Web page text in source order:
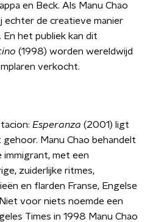
en Beck. Als Manu Chao
echter de creatieve manier
En het publiek kan dit
(1998) worden wereldwijd
verkocht.
Esperanza (2001) ligt
Manu Chao behandelt
immigrant, met een
zuiderlijke ritmes,
en flarden Franse, Engelse
voor niets noemde een
Times in 1998 Manu Chao